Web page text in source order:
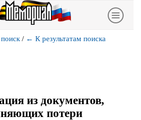
/ ← К результатам поиска
из документов,
потери